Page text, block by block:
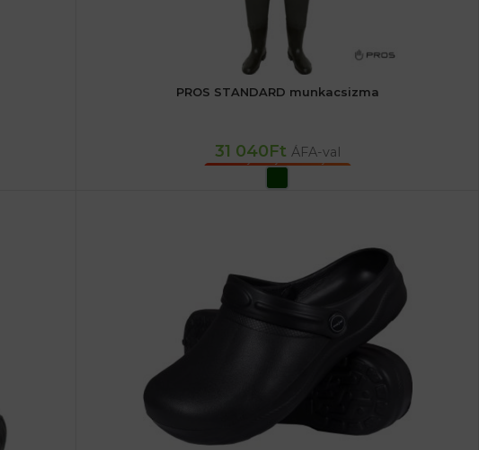
PROS STANDARD munkacsizma
31 040Ft ÁFA-val
OPCIÓK VÁLASZTÁSA